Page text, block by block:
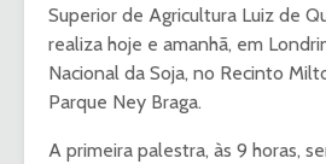
Superior de Agricultura Luiz de
realiza hoje e amanhã, em
Nacional da Soja, no Recinto
Parque Ney Braga.
A primeira palestra, às 9 horas,